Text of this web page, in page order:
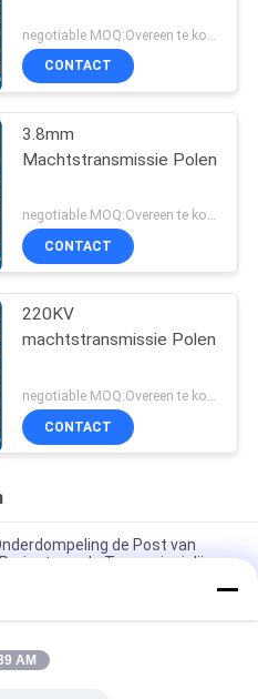
CONTACT
3.8mm
Machtstransmissie Polen
negotiable MOQ:Overeen te komen
CONTACT
220KV
machtstransmissie Polen
negotiable MOQ:Overeen te komen
CONTACT
de Post van
van de Transmissielijn
Polen van het
galvaniseerde de
AM